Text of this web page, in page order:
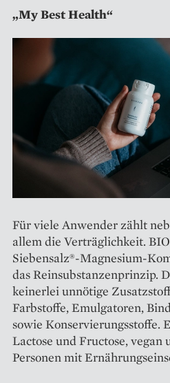
„My Best Health“
Für viele Anwender zählt
allem die Verträglichkeit.
Siebensalz®-Magnesium-
das Reinsubstanzenprinzip.
keinerlei unnötige
Farbstoffe, Emulgatoren,
sowie Konservierungsstoffe.
Lactose und Fructose,
Personen mit